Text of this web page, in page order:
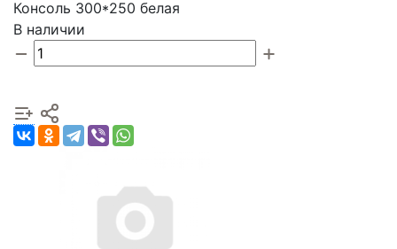
Консоль 300*250 белая
В наличии